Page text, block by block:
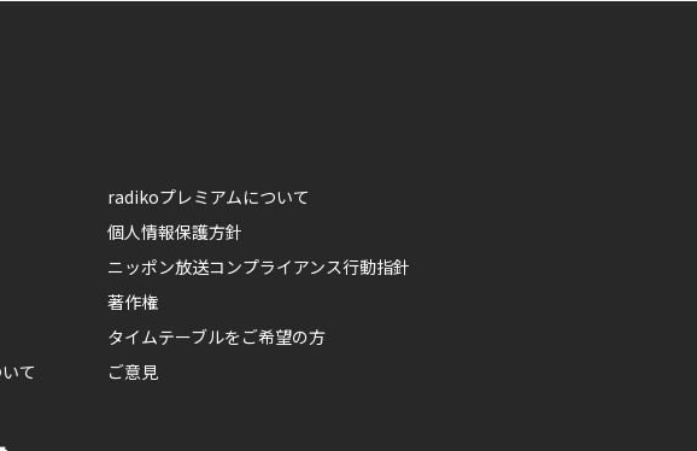
て
radikoプレミアムについて
個人情報保護方針
ニッポン放送コンプライアンス行動指針
著作権
タイムテーブルをご希望の方
ご意見